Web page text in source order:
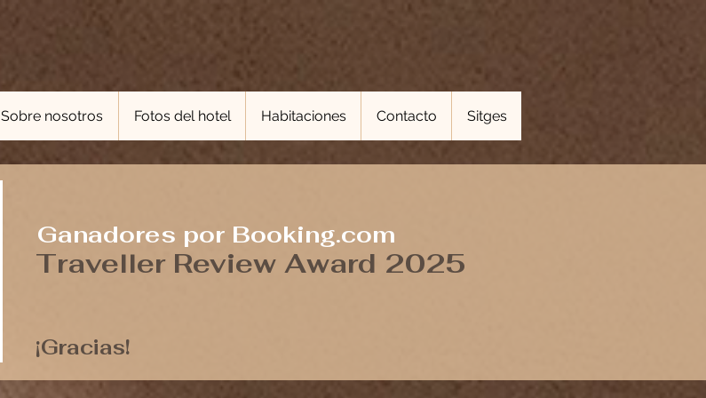
Sobre nosotros Fotos del hotel Habitaciones Contacto Sitges
Ganadores por Booking.com
Traveller Review Award 2025
¡Gracias!